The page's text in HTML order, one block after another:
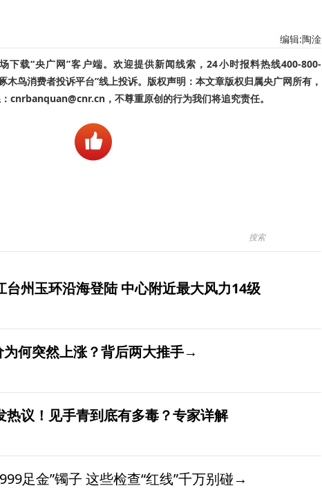
编辑:陶淦
下载“央广网”客户端。欢迎提供新闻线索，24小时报料热线400-800-
木鸟消费者投诉平台”线上投诉。版权声明：本文章版权归属央广网所有，
cnrbanquan@cnr.cn，不尊重原创的行为我们将追究责任。
台州玉环沿海登陆 中心附近最大风力14级
为何突然上涨？背后两大推手→
热议！见手青到底有多毒？专家详解
足金”镯子 这些检查“红线”千万别碰→